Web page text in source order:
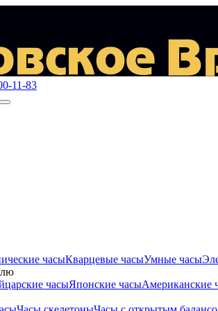
11-83
часыКварцевые часыУмные часы
часыЯпонские часыАмериканские